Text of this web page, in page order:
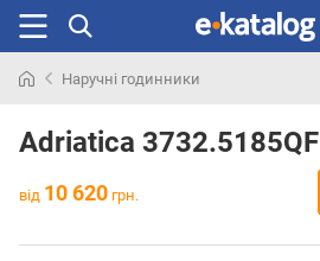
раніше
Наручні годинники
Adriatica 3732.5185QF
від 10 620 грн.